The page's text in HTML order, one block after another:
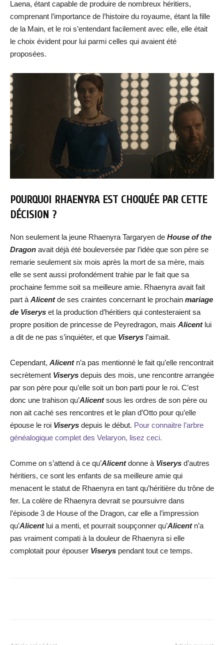
Laena, étant capable de produire de nombreux héritiers,
comprenant l’importance de l’histoire du royaume, étant la fille
de la Main, et le roi s’entendant facilement avec elle, elle était
le choix évident pour lui parmi celles qui avaient été
proposées.
POURQUOI RHAENYRA EST CHOQUÉE PAR CETTE
DÉCISION ?
Non seulement la jeune Rhaenyra Targaryen de House of the
Dragon avait déjà été bouleversée par l’idée que son père se
remarie seulement six mois après la mort de sa mère, mais
elle se sent aussi profondément trahie par le fait que sa
prochaine femme soit sa meilleure amie. Rhaenyra avait fait
part à Alicentde ses craintes concernant le prochain mariage
de Viserys et la production d’héritiers qui contesteraient sa
propre position de princesse de Peyredragon, mais Alicent lui
a dit de ne pas s’inquiéter, et que Viserys l’aimait.
Cependant, Alicent n’a pas mentionné le fait qu’elle rencontrait
secrètement Viserys depuis des mois, une rencontre arrangée
par son père pour qu’elle soit un bon parti pour le roi. C’est
donc une trahison qu’Alicentsous les ordres de son père ou
non ait caché ses rencontres et le plan d’Otto pour qu’elle
épouse le roi Viserys depuis le début. Pour connaitre l’arbre
généalogique complet des Velaryon, lisez ceci.
Comme on s’attend à ce qu’Alicentdonne à Viserys d’autres
héritiers, ce sont les enfants de sa meilleure amie qui
menacent le statut de Rhaenyra en tant qu’héritière du trône de
fer. La colère de Rhaenyra devrait se poursuivre dans
l’épisode 3 de House of the Dragon, car elle a l’impression
qu’Alicent lui a menti, et pourrait soupçonner qu’Alicent n’a
pas vraiment compati à la douleur de Rhaenyra si elle
complotait pour épouser Viserys pendant tout ce temps.